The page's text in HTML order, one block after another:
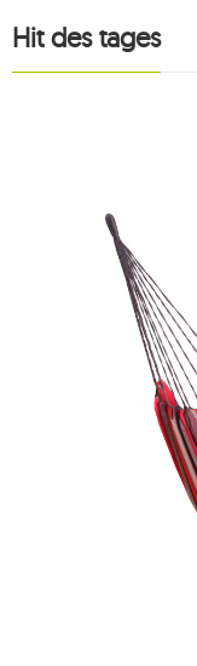
Hit des tages